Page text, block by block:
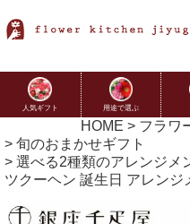
人気ギフト 用途で選ぶ
HOME
フラワ
旬のおまかせギフト
選べる2種類のアレンジメ
ツクーヘン 誕生日 アレン